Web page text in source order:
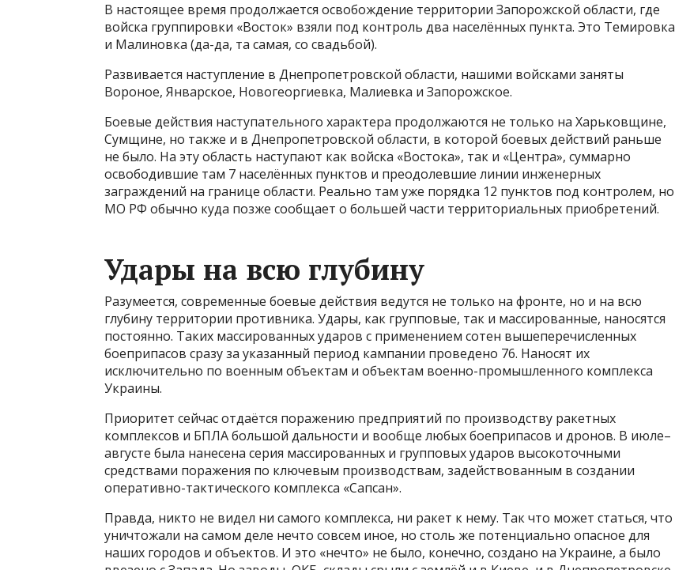
В настоящее время продолжается освобождение территории Запорожской области, где
войска группировки «Восток» взяли под контроль два населённых пункта. Это Темировка
и Малиновка (да-да, та самая, со свадьбой).
Развивается наступление в Днепропетровской области, нашими войсками заняты
Вороное, Январское, Новогеоргиевка, Малиевка и Запорожское.
Боевые действия наступательного характера продолжаются не только на Харьковщине,
Сумщине, но также и в Днепропетровской области, в которой боевых действий раньше
не было. На эту область наступают как войска «Востока», так и «Центра», суммарно
освободившие там 7 населённых пунктов и преодолевшие линии инженерных
заграждений на границе области. Реально там уже порядка 12 пунктов под контролем, но
МО РФ обычно куда позже сообщает о большей части территориальных приобретений.
Удары на всю глубину
Разумеется, современные боевые действия ведутся не только на фронте, но и на всю
глубину территории противника. Удары, как групповые, так и массированные, наносятся
постоянно. Таких массированных ударов с применением сотен вышеперечисленных
боеприпасов сразу за указанный период кампании проведено 76. Наносят их
исключительно по военным объектам и объектам военно-промышленного комплекса
Украины.
Приоритет сейчас отдаётся поражению предприятий по производству ракетных
комплексов и БПЛА большой дальности и вообще любых боеприпасов и дронов. В июле–
августе была нанесена серия массированных и групповых ударов высокоточными
средствами поражения по ключевым производствам, задействованным в создании
оперативно-тактического комплекса «Сапсан».
Правда, никто не видел ни самого комплекса, ни ракет к нему. Так что может статься, что
уничтожали на самом деле нечто совсем иное, но столь же потенциально опасное для
наших городов и объектов. И это «нечто» не было, конечно, создано на Украине, а было